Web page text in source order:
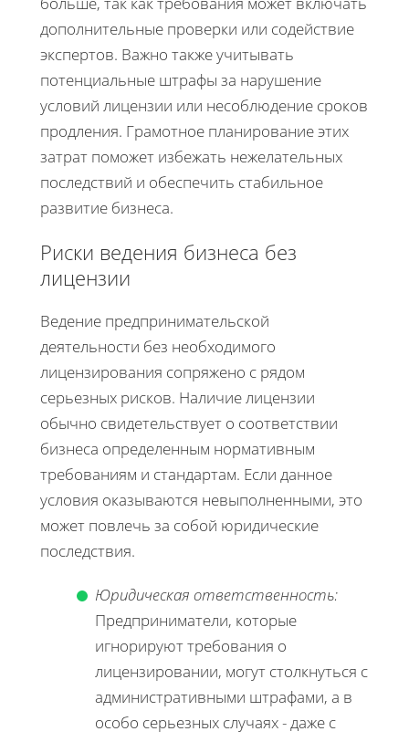
дополнительные проверки или содействие
экспертов. Важно также учитывать
потенциальные штрафы за нарушение
условий лицензии или несоблюдение сроков
продления. Грамотное планирование этих
затрат поможет избежать нежелательных
последствий и обеспечить стабильное
развитие бизнеса.
Риски ведения бизнеса без
лицензии
Ведение предпринимательской
деятельности без необходимого
лицензирования сопряжено с рядом
серьезных рисков. Наличие лицензии
обычно свидетельствует о соответствии
бизнеса определенным нормативным
требованиям и стандартам. Если данное
условия оказываются невыполненными, это
может повлечь за собой юридические
последствия.
Юридическая ответственность:
Предприниматели, которые
игнорируют требования о
лицензировании, могут столкнуться с
административными штрафами, а в
особо серьезных случаях - даже с